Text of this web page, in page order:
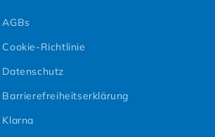
AGBs
Cookie-Richtlinie
Datenschutz
Barrierefreiheitserklärung
Klarna